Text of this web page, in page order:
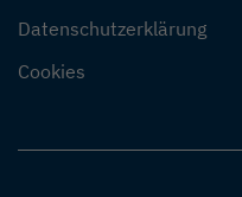
Datenschutzerklärung
Cookies